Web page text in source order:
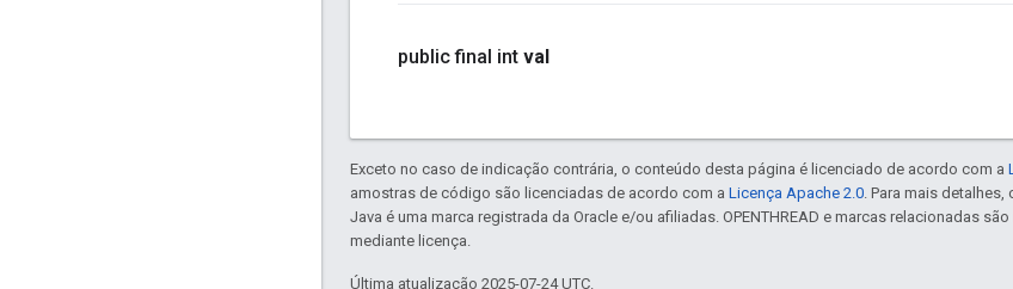
public final int val
Exceto no caso de indicação contrária, o conteúdo desta página é licenciado de acordo com a
amostras de código são licenciadas de acordo com a Licença Apache 2.0. Para mais detalhes,
Java é uma marca registrada da Oracle e/ou afiliadas. OPENTHREAD e marcas relacionadas
mediante licença.
Última atualização 2025-07-24 UTC.